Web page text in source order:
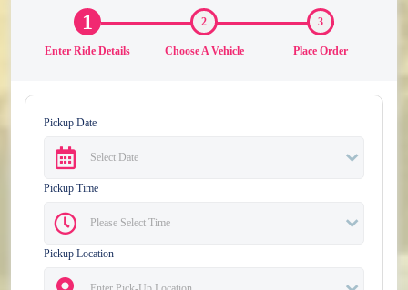
1
Enter Ride Details
2
Choose A Vehicle
3
Place Order
Pickup Date
Pickup Time
Pickup Location